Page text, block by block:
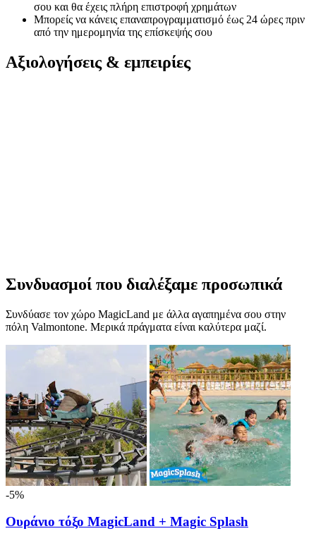
σου και θα έχεις πλήρη επιστροφή χρημάτων
Μπορείς να κάνεις επαναπρογραμματισμό έως 24 ώρες πριν
από την ημερομηνία της επίσκεψής σου
Αξιολογήσεις & εμπειρίες
Συνδυασμοί που διαλέξαμε προσωπικά
Συνδύασε τον χώρο MagicLand με άλλα αγαπημένα σου στην
πόλη Valmontone. Μερικά πράγματα είναι καλύτερα μαζί.
-5%
Ουράνιο τόξο MagicLand + Magic Splash